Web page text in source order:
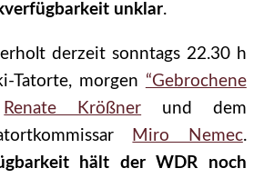
unklar.
derzeit sonntags 22.30 h
Tatorte, morgen “Gebrochene
Renate Krößner und dem
Miro Nemec.
hält der WDR noch